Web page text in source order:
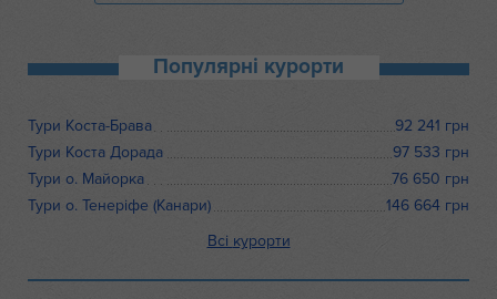
Популярні курорти
Тури Коста-Брава
92 241 грн
Тури Коста Дорада
97 533 грн
Тури о. Майорка
76 650 грн
Тури о. Тенеріфе (Канари)
146 664 грн
курорти